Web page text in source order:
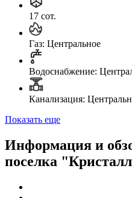
17 сот.
Газ: Центральное
Водоснабжение:
Канализация:
Показать еще
Информация и
поселка